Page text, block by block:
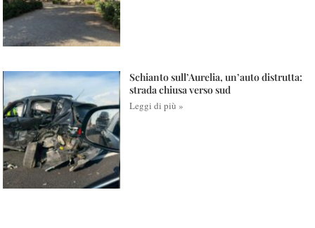
Schianto sull’Aurelia, un’auto distrutta:
strada chiusa verso sud
Leggi di più »